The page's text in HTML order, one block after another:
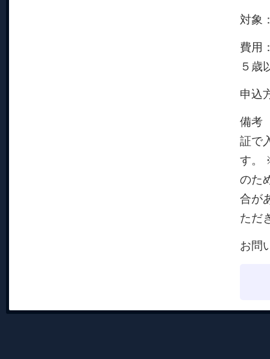
対象
費用
５歳
申込
備考
証で
す。
のた
合が
ただ
お問